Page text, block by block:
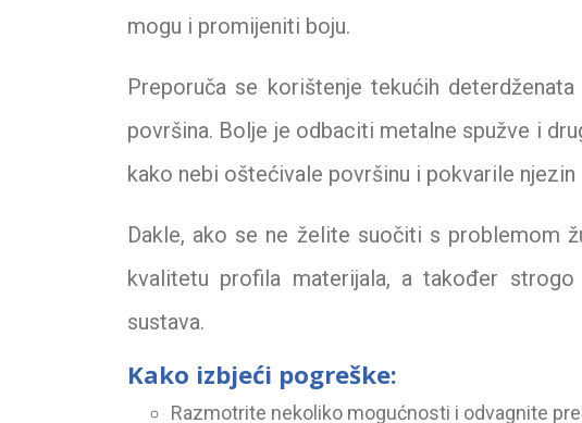
mogu i promijeniti boju.
Preporuča se korištenje tekućih
površina. Bolje je odbaciti metalne spužve i
kako nebi oštećivale površinu i pokvarile njezin
Dakle, ako se ne želite suočiti s problemom
kvalitetu profila materijala, a također
sustava.
Kako izbjeći pogreške:
Razmotrite nekoliko mogućnosti i odvagnite